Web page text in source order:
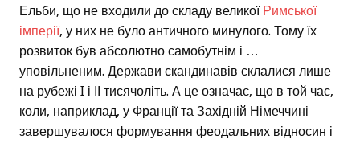
Ельби, що не входили до складу великої Римської
імперії, у них не було античного минулого. Тому їх
розвиток був абсолютно самобутнім і …
уповільненим. Держави скандинавів склалися лише
на рубежі I і ІІ тисячоліть. А це означає, що в той час,
коли, наприклад, у Франції та Західній Німеччині
завершувалося формування феодальних відносин і